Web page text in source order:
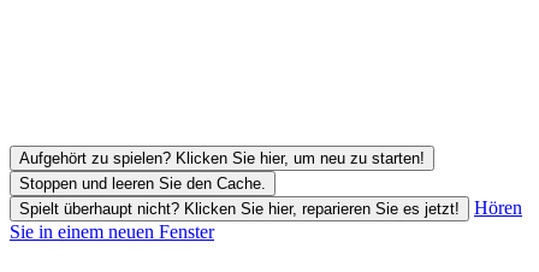
Aufgehört zu spielen? Klicken Sie hier, um neu zu starten!
Stoppen und leeren Sie den Cache.
Spielt überhaupt nicht? Klicken Sie hier, reparieren Sie es jetzt!
Hören
Sie in einem neuen Fenster